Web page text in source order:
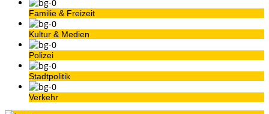
Familie & Freizeit
Kultur & Medien
Polizei
Stadtpolitik
Verkehr